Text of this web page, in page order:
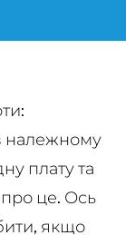
належному
плату та
це. Ось
якщо